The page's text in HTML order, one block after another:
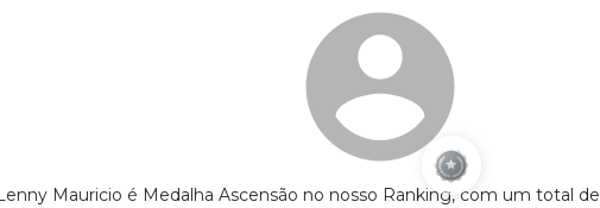
Mauricio é Medalha Ascensão no nosso Ranking, com um total de